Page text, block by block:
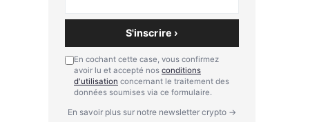
S'inscrire ›
En cochant cette case, vous confirmez
avoir lu et accepté nos conditions
d'utilisation concernant le traitement des
données soumises via ce formulaire.
En savoir plus sur notre newsletter crypto →